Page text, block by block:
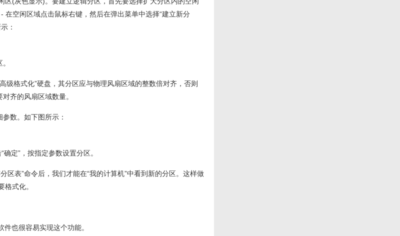
在空闲区域点击鼠标右键，然后在弹出菜单中选择“建立新分
：
级格式化”硬盘，其分区应与物理风扇区域的整数倍对齐，否则
齐的风扇区域数量。
数。如下图所示：
定”，按指定参数设置分区。
区表”命令后，我们才能在“我的计算机”中看到新的分区。这样做
式化。
也很容易实现这个功能。